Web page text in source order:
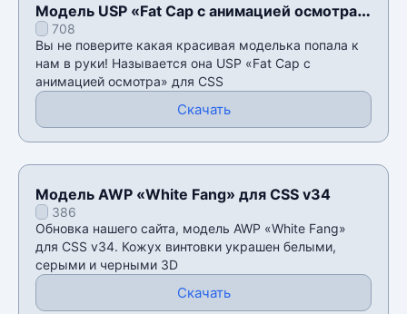
Модель USP «Fat Cap с анимацией осмотра»
для CSS v34
708
Вы не поверите какая красивая моделька попала к
нам в руки! Называется она USP «Fat Cap с
анимацией осмотра» для CSS
Скачать
Модель AWP «White Fang» для CSS v34
386
Обновка нашего сайта, модель AWP «White Fang»
для CSS v34. Кожух винтовки украшен белыми,
серыми и черными 3D
Скачать